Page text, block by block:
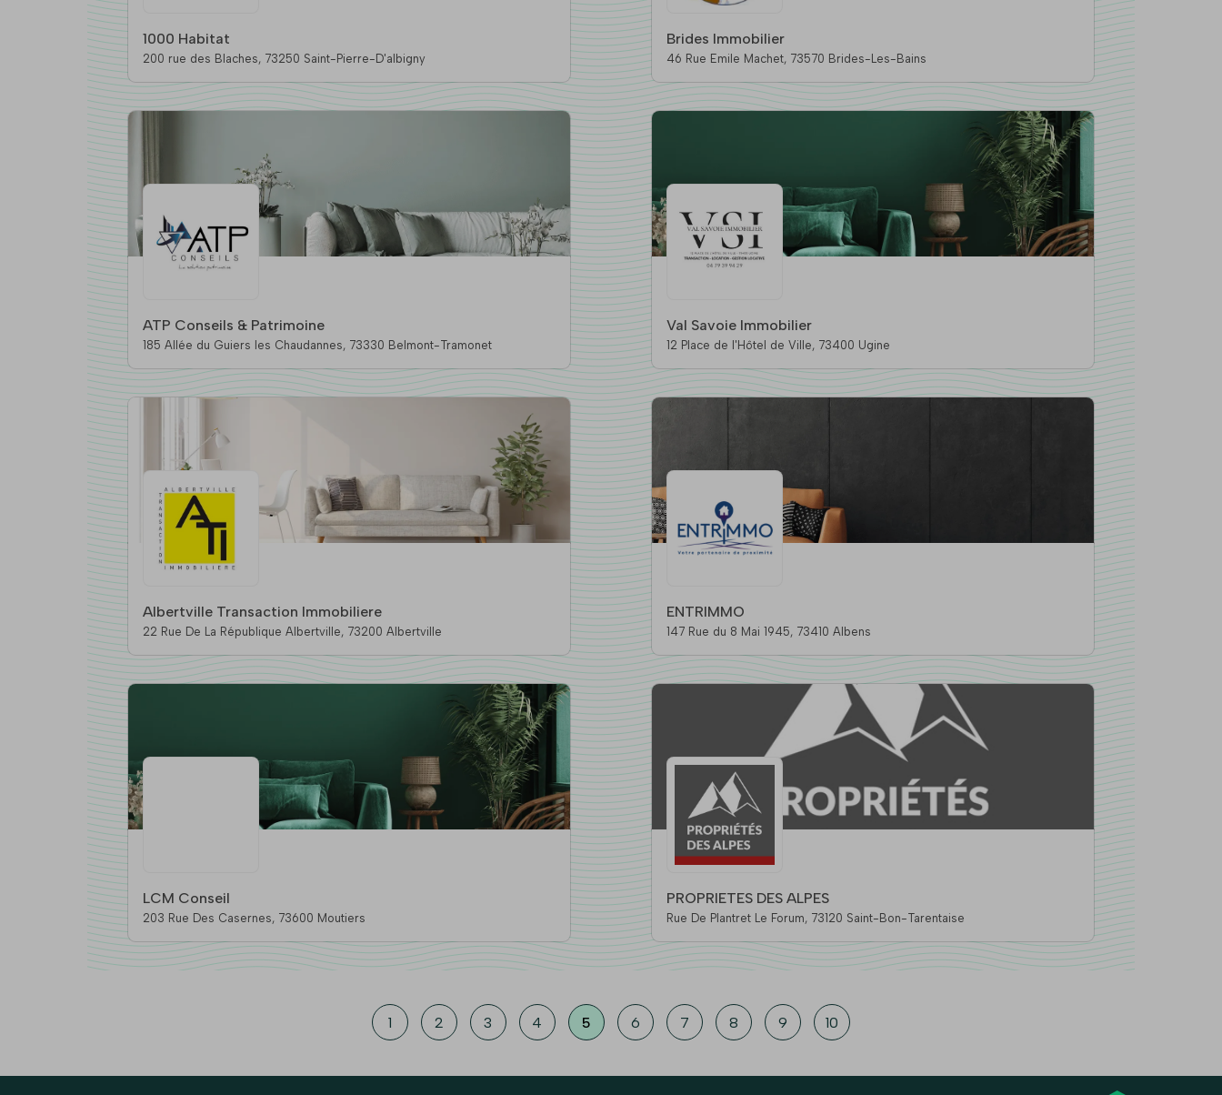
1000 Habitat
200 rue des Blaches, 73250 Saint-Pierre-D'albigny
Brides Immobilier
46 Rue Emile Machet, 73570 Brides-Les-Bains
ATP Conseils & Patrimoine
185 Allée du Guiers les Chaudannes, 73330 Belmont-Tramonet
Val Savoie Immobilier
12 Place de l'Hôtel de Ville, 73400 Ugine
Albertville Transaction Immobiliere
22 Rue De La République Albertville, 73200 Albertville
ENTRIMMO
147 Rue du 8 Mai 1945, 73410 Albens
LCM Conseil
203 Rue Des Casernes, 73600 Moutiers
PROPRIETES DES ALPES
Rue De Plantret Le Forum, 73120 Saint-Bon-Tarentaise
1 2 3 4 5 6 7 8 9 10